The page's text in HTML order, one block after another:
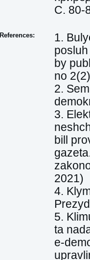
С. 80-
References:
1.
by
no
2.
3.
bill
2021)
4.
5.
ta
e-